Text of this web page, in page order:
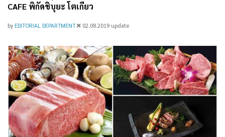
CAFE พิกัดชิบุยะ โตเกียว
by EDITORIAL DEPARTMENT 02.08.2019 update